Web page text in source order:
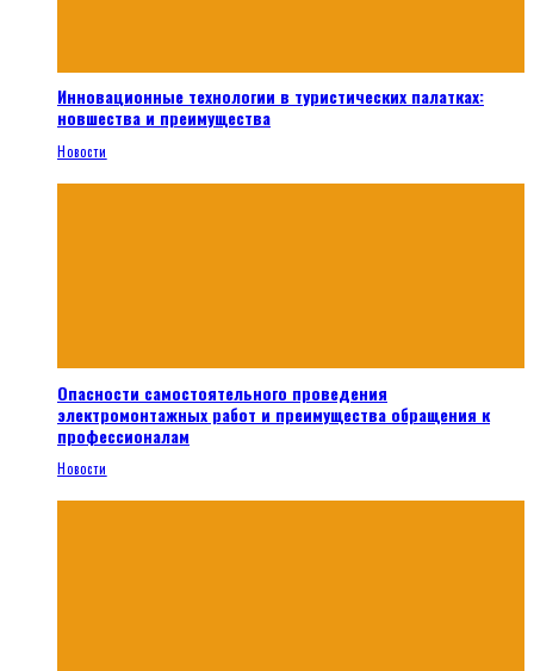
Инновационные технологии в туристических палатках:
новшества и преимущества
Новости
Опасности самостоятельного проведения
электромонтажных работ и преимущества обращения к
профессионалам
Новости